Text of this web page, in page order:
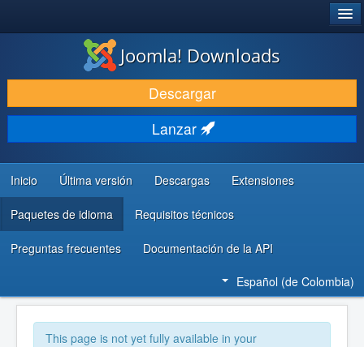
DESCARGAR
DESCUBRE Y APRENDE
COMUNIDAD Y AYUDA
RECURSOS PARA DESARROLLADORES
Joomla! Downloads
Descargar
Lanzar
Inicio Última versión Descargas Extensiones
Paquetes de idioma Requisitos técnicos
Preguntas frecuentes Documentación de la API
Español (de Colombia)
This page is not yet fully available in your